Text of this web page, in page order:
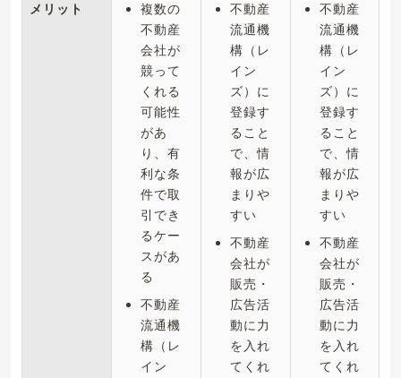
メリット
複数の
不動産
会社が
競って
くれる
可能性
があ
り、有
利な条
件で取
引でき
るケー
スがあ
る
不動産
流通機
構（レ
イン
不動産
流通機
構（レ
イン
ズ）に
登録す
ること
で、情
報が広
まりや
すい
不動産
会社が
販売・
広告活
動に力
を入れ
てくれ
不動産
流通機
構（レ
イン
ズ）に
登録す
ること
で、情
報が広
まりや
すい
不動産
会社が
販売・
広告活
動に力
を入れ
てくれ